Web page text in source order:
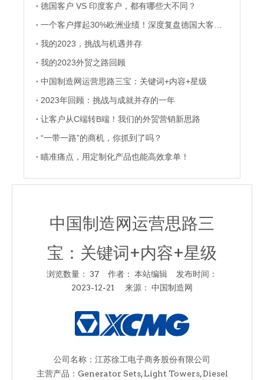
德国客户 VS 印度客户，都有哪些大不同？
一个客户撑起30%欧洲业绩！深度复盘德国大客户的养成记
我的2023，挑战与机遇并存
我的2023外贸之路回顾
中国制造网运营思路三宝：关键词+内容+星级
2023年回顾：挑战与成就并存的一年
让客户从C端转B端！我们的外贸营销新思路
“一带一路”的商机，你抓到了吗？
瞄准痛点，用定制化产品也能高效拿单！
中国制造网运营思路三
宝：关键词+内容+星级
浏览数量： 37 作者： 本站编辑 发布时间：
2023-12-21 来源： 中国制造网
公司名称：江苏徐工电子商务股份有限公司
主营产品：Generator Sets, Light Towers, Diesel